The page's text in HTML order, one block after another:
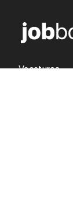
Vacatures